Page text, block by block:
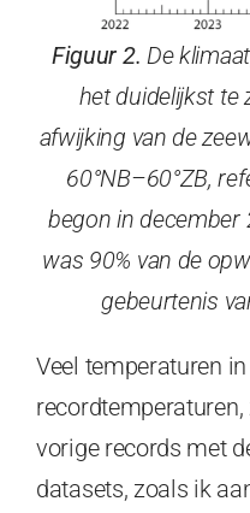
Figuur 2. De
het duidelijkst te
afwijking van de
60°NB–60°ZB,
begon in december
was 90% van de
gebeurtenis
Veel temperaturen
vorige records met
datasets, zoals ik